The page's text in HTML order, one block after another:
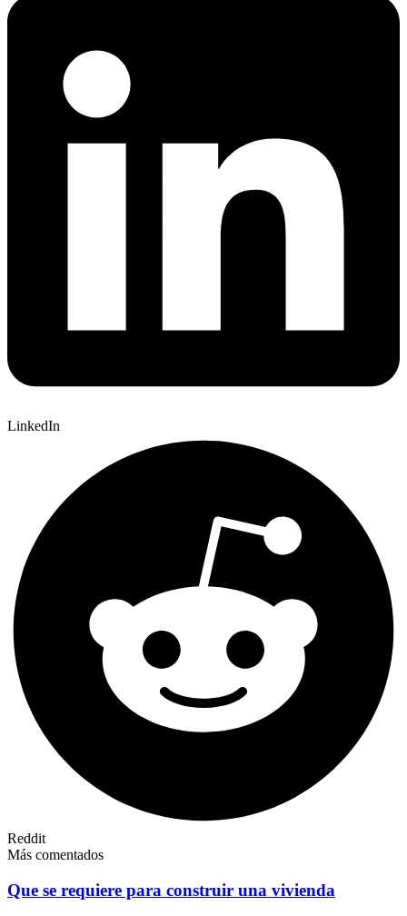
LinkedIn
Reddit
Más comentados
Que se requiere para construir una vivienda